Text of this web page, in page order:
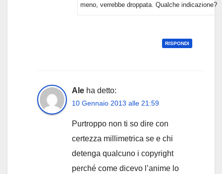
meno, verrebbe droppata. Qualche indicazione?
RISPONDI
Ale ha detto:
10 Gennaio 2013 alle 21:59
Purtroppo non ti so dire con
certezza millimetrica se e chi
detenga qualcuno i copyright
perché come dicevo l’anime lo